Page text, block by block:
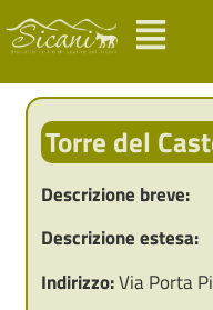
Torre del
Descrizione breve:
Descrizione estesa:
Indirizzo:Via Porta